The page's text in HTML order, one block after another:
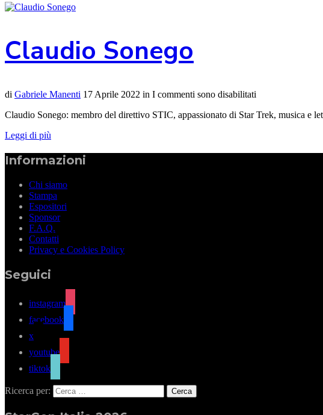
Claudio Sonego
di Gabriele Manenti 17 Aprile 2022 in I commenti sono disabilitati
Claudio Sonego: membro del direttivo STIC, appassionato di Star Trek, musica e
Leggi di più
Informazioni
Chi siamo
Stampa
Espositori
Sponsor
F.A.Q.
Contatti
Privacy e Cookies Policy
Seguici
instagram
facebook
x
youtube
tiktok
Ricerca per: